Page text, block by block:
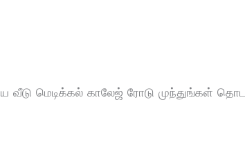
வீடு மெடிக்கல் காலேஜ் ரோடு முந்துங்கள்